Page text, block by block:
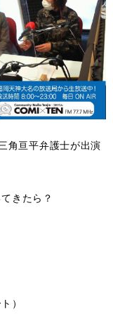
角亘平弁護士が出演
きたら？
）